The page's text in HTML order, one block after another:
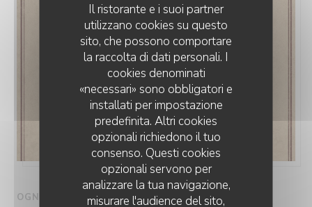
Il ristorante e i suoi partner
utilizzano cookies su questo
sito, che possono comportare
la raccolta di dati personali. I
cookies denominati
«necessari» sono obbligatori e
installati per impostazione
predefinita. Altri cookies
opzionali richiedono il tuo
consenso. Questi cookies
opzionali servono per
analizzare la tua navigazione,
misurare l'audience del sito,
OGNI GIORNO DA 11H30 A 22H30